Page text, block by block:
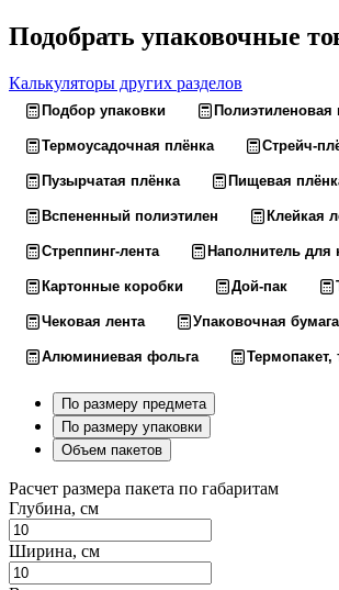
Подобрать упаковочные
Калькуляторы других разделов
Подбор упаковки Полиэтиленовая
Термоусадочная плёнка Стрейч-
Пузырчатая плёнка Пищевая
Вспененный полиэтилен Клейкая
Стреппинг-лента Наполнитель для
Картонные коробки Дой-пак
Чековая лента Упаковочная бумага
Алюминиевая фольга Термопакет,
По размеру предмета
По размеру упаковки
Объем пакетов
Расчет размера пакета по габаритам
Глубина, см
Ширина, см